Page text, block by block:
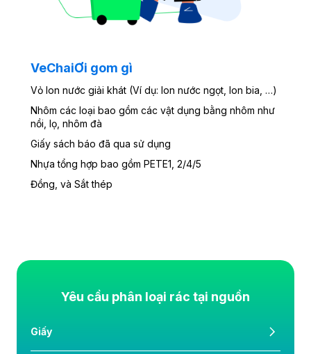
VeChaiƠi gom gì
Vỏ lon nước giải khát (Ví dụ: lon nước ngọt, lon bia, …)
Nhôm các loại bao gồm các vật dụng bằng nhôm như
nồi, lọ, nhôm đà
Giấy sách báo đã qua sử dụng
Nhựa tổng hợp bao gồm PETE1, 2/4/5
Đồng, và Sắt thép
Yêu cầu phân loại rác tại nguồn
Giấy